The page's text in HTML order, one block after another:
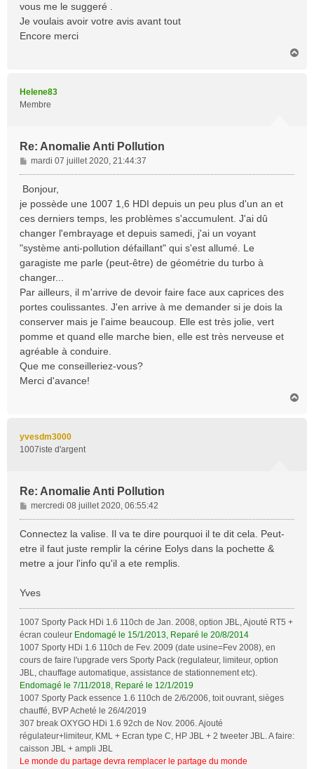
g
e
vous me le suggeré .
Je voulais avoir votre avis avant tout
Encore merci
Helene83
Membre
Re: Anomalie Anti Pollution
M
e
s
a
g
e
mardi 07 juillet 2020, 21:44:37
Bonjour,
je possède une 1007 1,6 HDI depuis un peu plus d'un an et
ces derniers temps, les problèmes s'accumulent. J'ai dû
changer l'embrayage et depuis samedi, j'ai un voyant
"système anti-pollution défaillant" qui s'est allumé. Le
garagiste me parle (peut-être) de géométrie du turbo à
changer...
Par ailleurs, il m'arrive de devoir faire face aux caprices des
portes coulissantes. J'en arrive à me demander si je dois la
conserver mais je l'aime beaucoup. Elle est très jolie, vert
pomme et quand elle marche bien, elle est très nerveuse et
agréable à conduire.
Que me conseilleriez-vous?
Merci d'avance!
yvesdm3000
1007iste d'argent
Re: Anomalie Anti Pollution
M
e
s
g
mercredi 08 juillet 2020, 06:55:42
Connectez la valise. Il va te dire pourquoi il te dit cela. Peut-
etre il faut juste remplir la cérine Eolys dans la pochette &
metre a jour l'info qu'il a ete remplis.
Yves
1007 Sporty Pack HDi 1.6 110ch de Jan. 2008, option JBL, Ajouté RT5 +
écran couleur Endomagé le 15/1/2013, Reparé le 20/8/2014
1007 Sporty HDi 1.6 110ch de Fev. 2009 (date usine=Fev 2008), en
cours de faire l'upgrade vers Sporty Pack (regulateur, limiteur, option
JBL, chauffage automatique, assistance de stationnement etc).
Endomagé le 7/11/2018, Reparé le 12/1/2019
1007 Sporty Pack essence 1.6 110ch de 2/6/2006, toit ouvrant, sièges
chauffé, BVP Acheté le 26/4/2019
307 break OXYGO HDi 1.6 92ch de Nov. 2006. Ajouté
régulateur+limiteur, KML + Ecran type C, HP JBL + 2 tweeter JBL. A faire:
caisson JBL + ampli JBL
Le monde du partage devra remplacer le partage du monde